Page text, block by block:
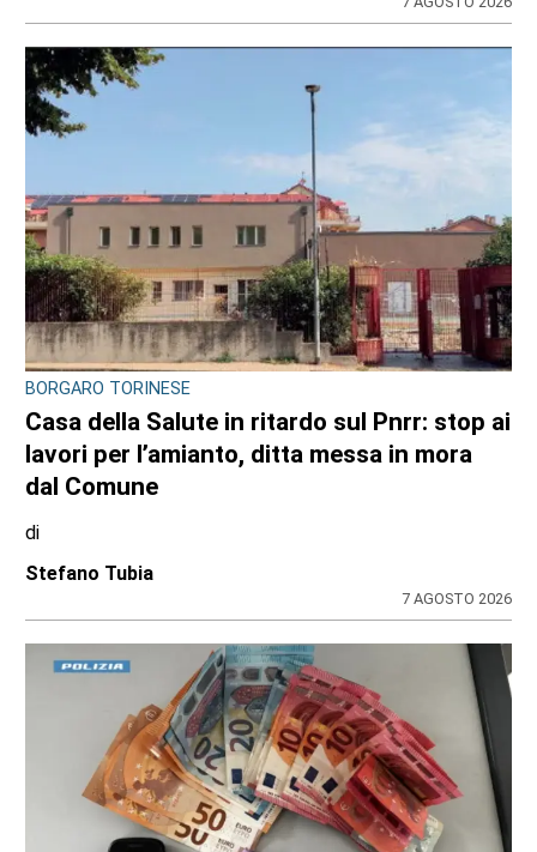
Redazione CRP
BORGARO TORINESE
Casa della Salute in ritardo sul Pnrr: stop ai
lavori per l’amianto, ditta messa in mora
dal Comune
Stefano Tubia
7 AGOSTO 2026